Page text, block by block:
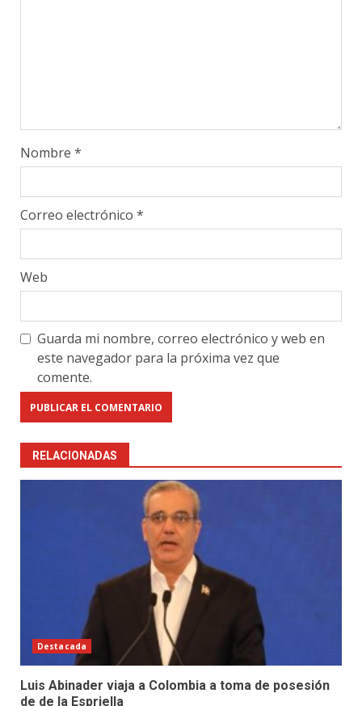
Nombre *
Correo electrónico *
Web
Guarda mi nombre, correo electrónico y web en
este navegador para la próxima vez que
comente.
RELACIONADAS
Destacada
Luis Abinader viaja a Colombia a toma de posesión
de de la Espriella